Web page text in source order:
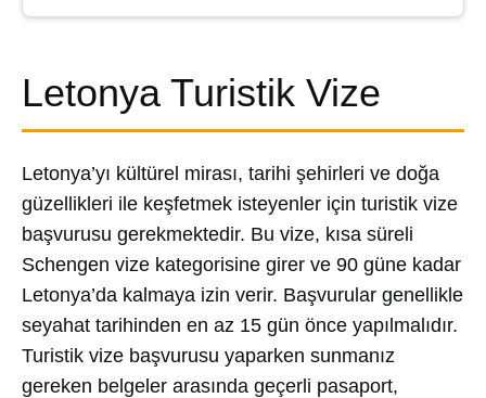
Letonya Turistik Vize
Letonya’yı kültürel mirası, tarihi şehirleri ve doğa
güzellikleri ile keşfetmek isteyenler için turistik vize
başvurusu gerekmektedir. Bu vize, kısa süreli
Schengen vize kategorisine girer ve 90 güne kadar
Letonya’da kalmaya izin verir. Başvurular genellikle
seyahat tarihinden en az 15 gün önce yapılmalıdır.
Turistik vize başvurusu yaparken sunmanız
gereken belgeler arasında geçerli pasaport,